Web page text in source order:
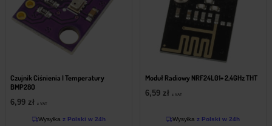
Czujnik Ciśnienia I Temperatury
BMP280
6,99 zł z VAT
Wysyłka z Polski w 24h
Moduł Radiowy NRF24L01+ 2,4GHz THT
6,59 zł z VAT
Wysyłka z Polski w 24h